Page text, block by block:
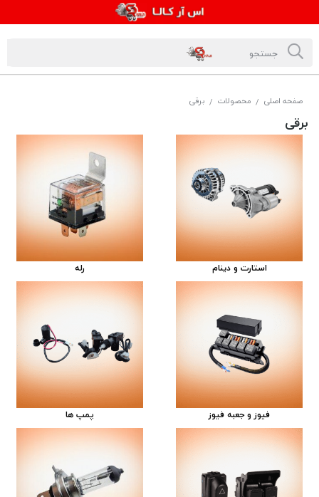
صفحه اصلی / محصولات / برقی
برقی
استارت و دینام رله
فیوز و جعبه فیوز پمپ ها